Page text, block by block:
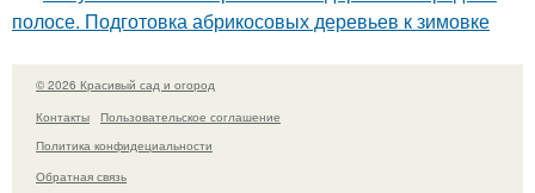
полосе. Подготовка абрикосовых деревьев к зимовке
© 2026 Красивый сад и огород
Контакты
Пользовательское соглашение
Политика конфидециальности
Обратная связь